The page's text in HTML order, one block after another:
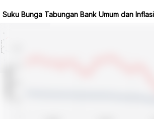
Suku Bunga Tabungan Bank Umum dan